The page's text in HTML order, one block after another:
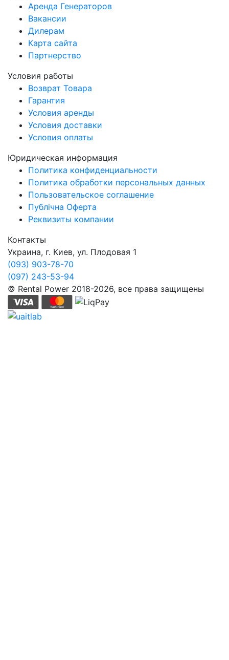
Аренда Генераторов
Вакансии
Дилерам
Карта сайта
Партнерство
Условия работы
Возврат Товара
Гарантия
Условия аренды
Условия доставки
Условия оплаты
Юридическая информация
Политика конфиденциальности
Политика обработки персональных данных
Пользовательское соглашение
Публічна Оферта
Реквизиты компании
Контакты
Украина, г. Киев, ул. Плодовая 1
(093) 903-78-70
(097) 243-53-94
© Rental Power 2018-2026, все права защищены